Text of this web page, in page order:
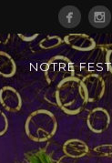
NOTRE